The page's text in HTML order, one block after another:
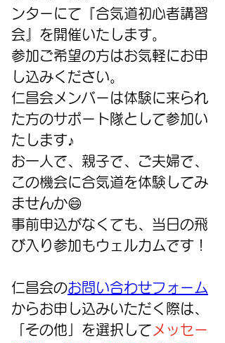
ンターにて『合気道初心者講習
会』を開催いたします。
参加ご希望の方はお気軽にお申
し込みください。
仁昌会メンバーは体験に来られ
た方のサポート隊として参加い
たします♪
お一人で、親子で、ご夫婦で、
この機会に合気道を体験してみ
ませんか😄
事前申込がなくても、当日の飛
び入り参加もウェルカムです！
仁昌会のお問い合わせフォーム
からお申し込みいただく際は、
「その他」を選択して メッセー